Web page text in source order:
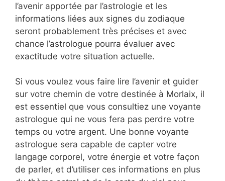
l’avenir apportée par l’astrologie et les
informations liées aux signes du zodiaque
seront probablement très précises et avec
chance l’astrologue pourra évaluer avec
exactitude votre situation actuelle.
Si vous voulez vous faire lire l’avenir et guider
sur votre chemin de votre destinée à Morlaix, il
est essentiel que vous consultiez une voyante
astrologue qui ne vous fera pas perdre votre
temps ou votre argent. Une bonne voyante
astrologue sera capable de capter votre
langage corporel, votre énergie et votre façon
de parler, et d’utiliser ces informations en plus